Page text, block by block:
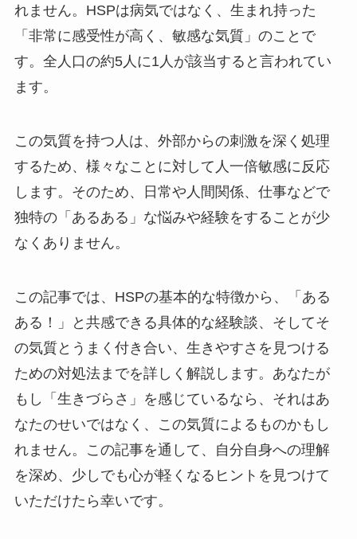
れません。HSPは病気ではなく、生まれ持った
「非常に感受性が高く、敏感な気質」のことで
す。全人口の約5人に1人が該当すると言われてい
ます。
この気質を持つ人は、外部からの刺激を深く処理
するため、様々なことに対して人一倍敏感に反応
します。そのため、日常や人間関係、仕事などで
独特の「あるある」な悩みや経験をすることが少
なくありません。
この記事では、HSPの基本的な特徴から、「ある
ある！」と共感できる具体的な経験談、そしてそ
の気質とうまく付き合い、生きやすさを見つける
ための対処法までを詳しく解説します。あなたが
もし「生きづらさ」を感じているなら、それはあ
なたのせいではなく、この気質によるものかもし
れません。この記事を通して、自分自身への理解
を深め、少しでも心が軽くなるヒントを見つけて
いただけたら幸いです。